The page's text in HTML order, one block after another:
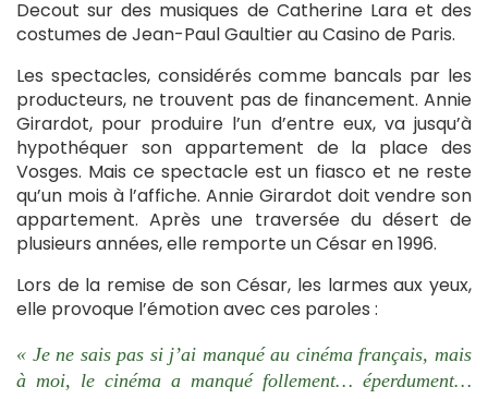
Decout sur des musiques de Catherine Lara et des
costumes de Jean-Paul Gaultier au Casino de Paris.
Les spectacles, considérés comme bancals par les
producteurs, ne trouvent pas de financement. Annie
Girardot, pour produire l’un d’entre eux, va jusqu’à
hypothéquer son appartement de la place des
Vosges. Mais ce spectacle est un fiasco et ne reste
qu’un mois à l’affiche. Annie Girardot doit vendre son
appartement. Après une traversée du désert de
plusieurs années, elle remporte un César en 1996.
Lors de la remise de son César, les larmes aux yeux,
elle provoque l’émotion avec ces paroles :
« Je ne sais pas si j’ai manqué au cinéma français, mais
à moi, le cinéma a manqué follement… éperdument…